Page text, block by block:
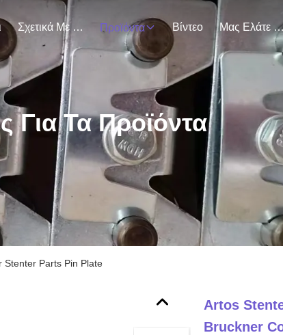
Σχετικά Με Εμάς Προϊόντα Βίντεο Μας Ελάτε Σε
Για Τα Προϊόντα
Stenter Parts Pin Plate
Artos
Bruckner